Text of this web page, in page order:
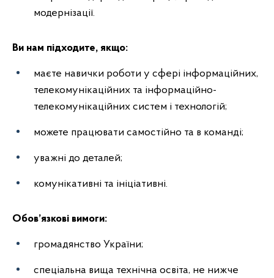
модернізації.
Ви нам підходите, якщо:
маєте навички роботи у сфері інформаційних,
телекомунікаційних та інформаційно-
телекомунікаційних систем і технологій;
можете працювати самостійно та в команді;
уважні до деталей;
комунікативні та ініціативні.
Обов’язкові вимоги:
громадянство України;
спеціальна вища технічна освіта, не нижче